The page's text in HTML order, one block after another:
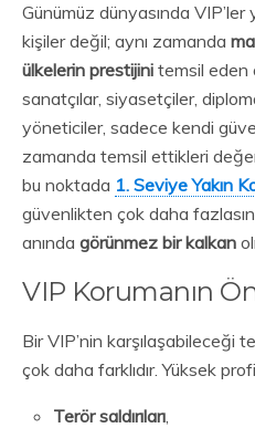
Günümüz dünyasında
kişiler değil; aynı zamanda
ülkelerin prestijini temsil eden
sanatçılar, siyasetçiler,
yöneticiler, sadece kendi
zamanda temsil ettikleri
bu noktada 1. Seviye Yakın
güvenlikten çok daha
anında görünmez bir kalkan
VIP Korumanın
Bir VIP’nin karşılaşabileceği
çok daha farklıdır. Yüksek
Terör saldırıları,